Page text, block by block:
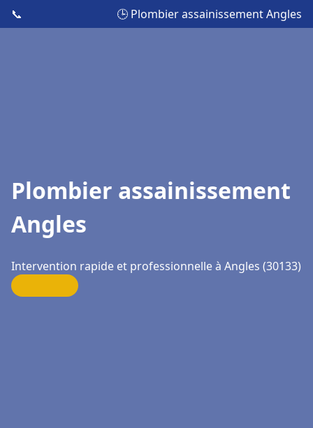
📞 🕒 Plombier assainissement Angles
Plombier assainissement
Angles
Intervention rapide et professionnelle à Angles (30133)